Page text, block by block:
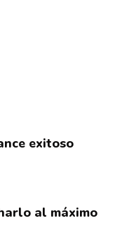
exitoso
al máximo